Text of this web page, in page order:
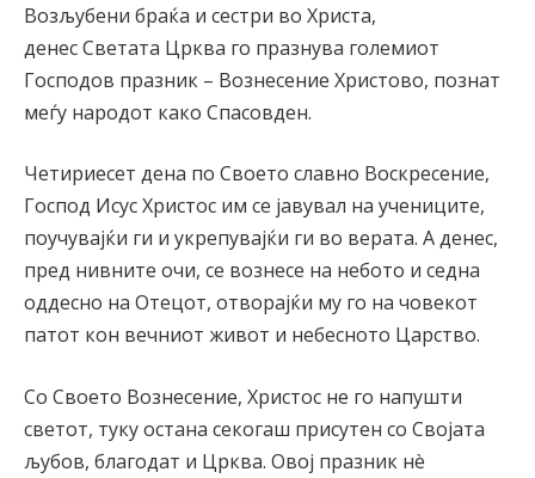
Возљубени браќа и сестри во Христа,
денес Светата Црква го празнува големиот
Господов празник – Вознесение Христово, познат
меѓу народот како Спасовден.
Четириесет дена по Своето славно Воскресение,
Господ Исус Христос им се јавувал на учениците,
поучувајќи ги и укрепувајќи ги во верата. А денес,
пред нивните очи, се вознесе на небото и седна
оддесно на Отецот, отворајќи му го на човекот
патот кон вечниот живот и небесното Царство.
Со Своето Вознесение, Христос не го напушти
светот, туку остана секогаш присутен со Својата
љубов, благодат и Црква. Овој празник нè